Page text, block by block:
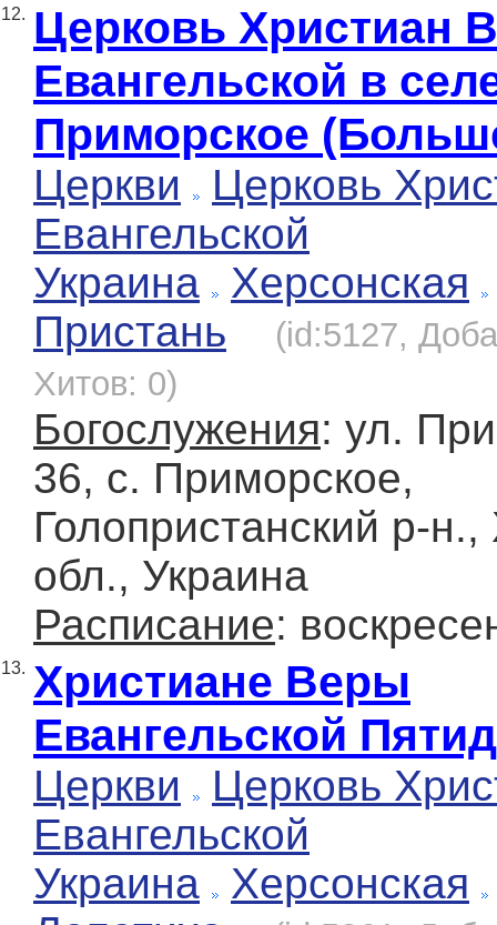
12. Церковь Христиан
Евангельской в
Приморское
Церкви
Церковь
Евангельской
Украина
Херсонская
Пристань
(id:5127,
Хитов: 0)
Богослужения: ул.
36, с. Приморское,
Голопристанский р-
обл., Украина
Расписание:
13. Христиане Веры
Евангельской
Церкви
Церковь
Евангельской
Украина
Херсонская